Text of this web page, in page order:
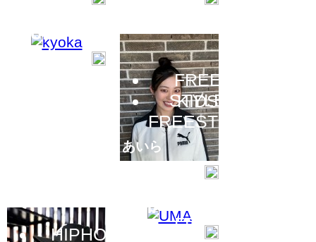
kyoka
FREE
STYLE
KIDS
FREESTYLE
あいら
HIPHOP
セッション会
UMA
FREE